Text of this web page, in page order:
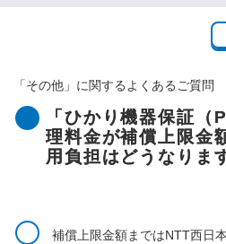
「その他 」に関するよくあるご質問
「ひかり機器保証（
理料金が補償上限金
用負担はどうなりま
補償上限金額まではNTT西日